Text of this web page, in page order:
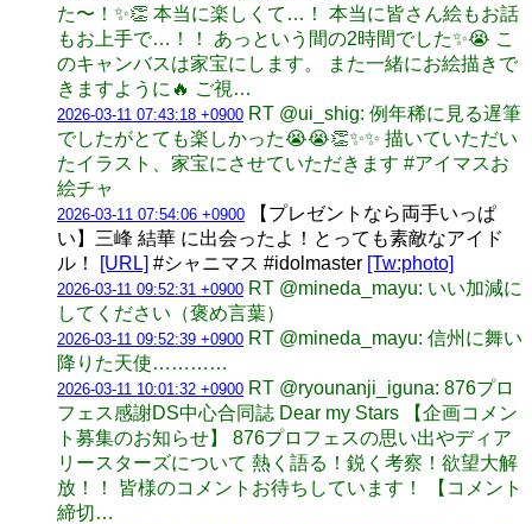
た〜！✨👏 本当に楽しくて…！ 本当に皆さん絵もお話
もお上手で…！！ あっという間の2時間でした✨😭 こ
のキャンバスは家宝にします。 また一緒にお絵描きで
きますように🔥 ご視…
2026-03-11 07:43:18 +0900 RT @ui_shig: 例年稀に見る遅筆
でしたがとても楽しかった😭😭👏✨✨ 描いていただい
たイラスト、家宝にさせていただきます #アイマスお
絵チャ
2026-03-11 07:54:06 +0900 【プレゼントなら両手いっぱ
い】三峰 結華 に出会ったよ！とっても素敵なアイド
ル！
[URL] #シャニマス #idolmaster [Tw:photo]
2026-03-11 09:52:31 +0900 RT @mineda_mayu: いい加減に
してください（褒め言葉）
2026-03-11 09:52:39 +0900 RT @mineda_mayu: 信州に舞い
降りた天使…………
2026-03-11 10:01:32 +0900 RT @ryounanji_iguna: 876プロ
フェス感謝DS中心合同誌 Dear my Stars 【企画コメン
ト募集のお知らせ】 876プロフェスの思い出やディア
リースターズについて 熱く語る！鋭く考察！欲望大解
放！！ 皆様のコメントお待ちしています！ 【コメント
締切…